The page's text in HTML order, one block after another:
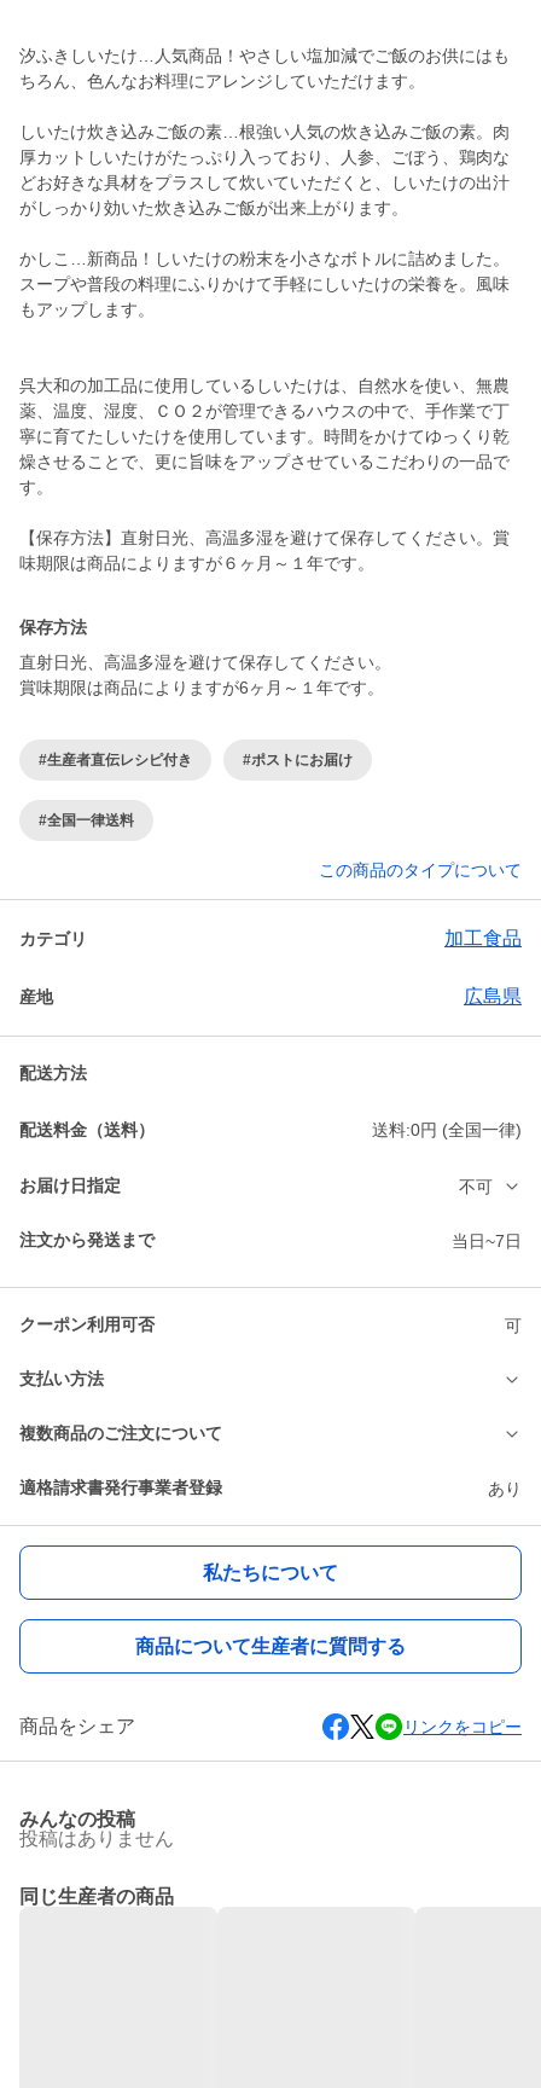
汐ふきしいたけ…人気商品！やさしい塩加減でご飯のお供にはも
ちろん、色んなお料理にアレンジしていただけます。
しいたけ炊き込みご飯の素…根強い人気の炊き込みご飯の素。肉
厚カットしいたけがたっぷり入っており、人参、ごぼう、鶏肉な
どお好きな具材をプラスして炊いていただくと、しいたけの出汁
がしっかり効いた炊き込みご飯が出来上がります。
かしこ…新商品！しいたけの粉末を小さなボトルに詰めました。
スープや普段の料理にふりかけて手軽にしいたけの栄養を。風味
もアップします。
呉大和の加工品に使用しているしいたけは、自然水を使い、無農
薬、温度、湿度、ＣＯ２が管理できるハウスの中で、手作業で丁
寧に育てたしいたけを使用しています。時間をかけてゆっくり乾
燥させることで、更に旨味をアップさせているこだわりの一品で
す。
【保存方法】直射日光、高温多湿を避けて保存してください。賞
味期限は商品によりますが６ヶ月～１年です。
保存方法
直射日光、高温多湿を避けて保存してください。
賞味期限は商品によりますが6ヶ月～１年です。
#生産者直伝レシピ付き #ポストにお届け
#全国一律送料
この商品のタイプについて
カテゴリ 加工食品
産地 広島県
配送方法
配送料金（送料） 送料:0円 (全国一律)
お届け日指定 不可
注文から発送まで 当日~7日
クーポン利用可否 可
支払い方法
複数商品のご注文について
適格請求書発行事業者登録 あり
私たちについて
商品について生産者に質問する
商品をシェア リンクをコピー
みんなの投稿
投稿はありません
同じ生産者の商品